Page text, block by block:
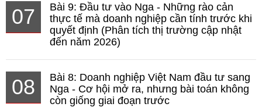
07
Bài 9: Đầu tư vào Nga - Những rào cản
thực tế mà doanh nghiệp cần tính trước khi
quyết định (Phân tích thị trường cập nhật
đến năm 2026)
08
Bài 8: Doanh nghiệp Việt Nam đầu tư sang
Nga - Cơ hội mở ra, nhưng bài toán không
còn giống giai đoạn trước